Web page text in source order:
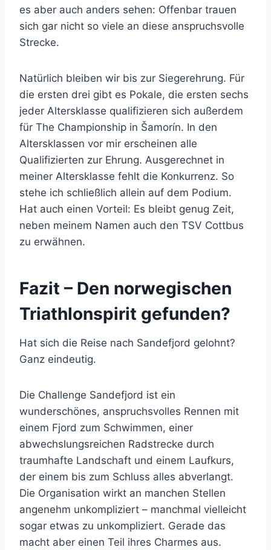
es aber auch anders sehen: Offenbar trauen
sich gar nicht so viele an diese anspruchsvolle
Strecke.
Natürlich bleiben wir bis zur Siegerehrung. Für
die ersten drei gibt es Pokale, die ersten sechs
jeder Altersklasse qualifizieren sich außerdem
für The Championship in Šamorín. In den
Altersklassen vor mir erscheinen alle
Qualifizierten zur Ehrung. Ausgerechnet in
meiner Altersklasse fehlt die Konkurrenz. So
stehe ich schließlich allein auf dem Podium.
Hat auch einen Vorteil: Es bleibt genug Zeit,
neben meinem Namen auch den TSV Cottbus
zu erwähnen.
Fazit – Den norwegischen
Triathlonspirit gefunden?
Hat sich die Reise nach Sandefjord gelohnt?
Ganz eindeutig.
Die Challenge Sandefjord ist ein
wunderschönes, anspruchsvolles Rennen mit
einem Fjord zum Schwimmen, einer
abwechslungsreichen Radstrecke durch
traumhafte Landschaft und einem Laufkurs,
der einem bis zum Schluss alles abverlangt.
Die Organisation wirkt an manchen Stellen
angenehm unkompliziert – manchmal vielleicht
sogar etwas zu unkompliziert. Gerade das
macht aber einen Teil ihres Charmes aus.